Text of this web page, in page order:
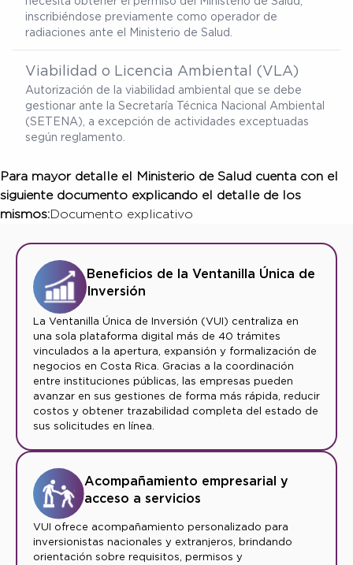
inscribiéndose previamente como operador de
radiaciones ante el Ministerio de Salud.
Viabilidad o Licencia Ambiental (VLA)
Autorización de la viabilidad ambiental que se debe
gestionar ante la Secretaría Técnica Nacional Ambiental
(SETENA), a excepción de actividades exceptuadas
según reglamento.
Para mayor detalle el Ministerio de Salud cuenta con el
siguiente documento explicando el detalle de los
mismos:Documento explicativo
Beneficios de la Ventanilla Única de
Inversión
La Ventanilla Única de Inversión (VUI) centraliza en
una sola plataforma digital más de 40 trámites
vinculados a la apertura, expansión y formalización de
negocios en Costa Rica. Gracias a la coordinación
entre instituciones públicas, las empresas pueden
avanzar en sus gestiones de forma más rápida, reducir
costos y obtener trazabilidad completa del estado de
sus solicitudes en línea.
Acompañamiento empresarial y
acceso a servicios
VUI ofrece acompañamiento personalizado para
inversionistas nacionales y extranjeros, brindando
orientación sobre requisitos, permisos y